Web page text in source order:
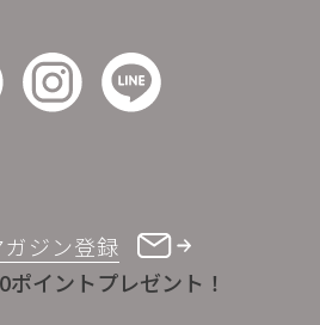
ガジン登録
ポイントプレゼント！